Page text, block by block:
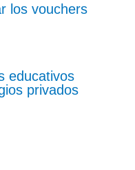
los vouchers
educativos
privados